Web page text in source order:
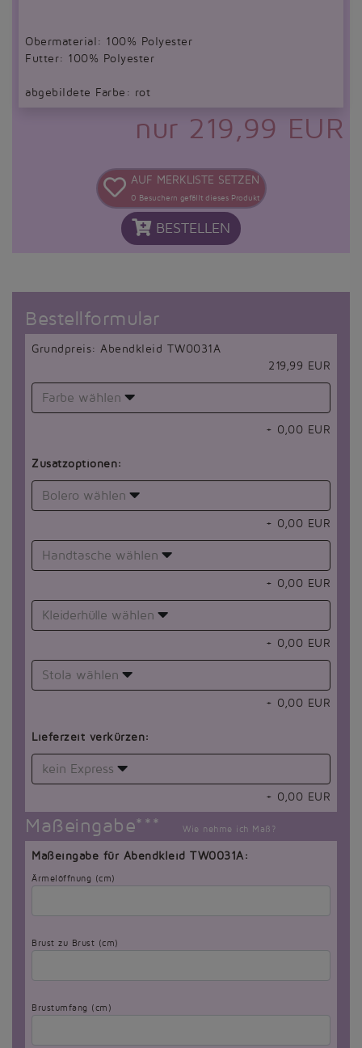
Obermaterial: 100% Polyester
Futter: 100% Polyester
abgebildete Farbe: rot
nur 219,99 EUR
AUF MERKLISTE SETZEN
0 Besuchern gefällt dieses Produkt
BESTELLEN
Bestellformular
Grundpreis: Abendkleid TW0031A
219,99 EUR
Farbe wählen
+ 0,00 EUR
Zusatzoptionen:
Bolero wählen
+ 0,00 EUR
Handtasche wählen
+ 0,00 EUR
Kleiderhülle wählen
+ 0,00 EUR
Stola wählen
+ 0,00 EUR
Lieferzeit verkürzen:
kein Express
+ 0,00 EUR
Maßeingabe*** Wie nehme ich Maß?
Maßeingabe für Abendkleid TW0031A:
Ärmelöffnung (cm)
Brust zu Brust (cm)
Brustumfang (cm)